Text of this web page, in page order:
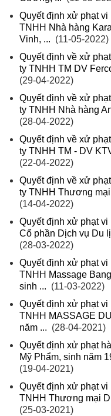
Quyết định xử phạt
TNHH Nhà hàng
Vinh, ... (11-05-2022)
Quyết định về xử
ty TNHH TM DV
(29-04-2022)
Quyết định về xử
ty TNHH Nhà hàng
(28-04-2022)
Quyết định về xử
ty TNHH TM - DV
(22-04-2022)
Quyết định về xử
ty TNHH Thương
(14-04-2022)
Quyết định xử phạt
Cổ phần Dịch vụ Du
(28-03-2022)
Quyết định xử phạt
TNHH Massage
sinh ... (11-03-2022)
Quyết định xử phạt
TNHH MASSAGE
năm ... (28-04-2021)
Quyết định xử phạt
Mỹ Phẩm, sinh năm
(19-04-2021)
Quyết định xử phạt
TNHH Thương mại
(25-03-2021)